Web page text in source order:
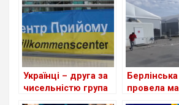
Українці – друга за
чисельністю група
Берлінська
провела